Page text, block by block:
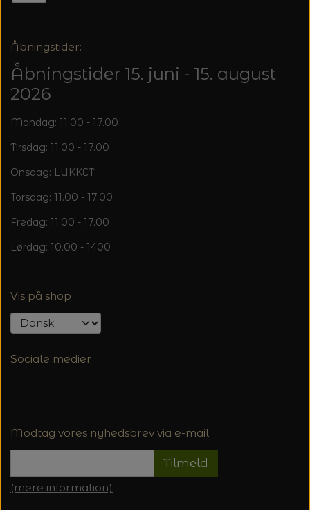
Åbningstider:
Åbningstider 15. juni - 15. august
2026
Mandag: 11.00 - 17.00
Tirsdag: 11.00 - 17.00
Onsdag: LUKKET
Torsdag: 11.00 - 17.00
Fredag: 11.00 - 17.00
Lørdag: 10.00 - 1400
Vis på shop
Sociale medier
Modtag vores nyhedsbrev via e-mail
Tilmeld
(mere information)